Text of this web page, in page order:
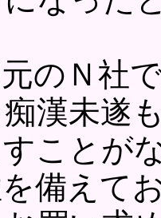
Ｎ社で
漢未遂
ことが
備えて